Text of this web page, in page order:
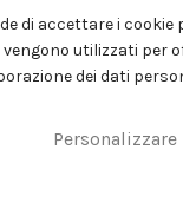
04979670652
di accettare i
utilizzati per
dei dati
Personalizzare